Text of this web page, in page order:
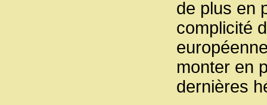
de plus en
complicité
monter en
dernières